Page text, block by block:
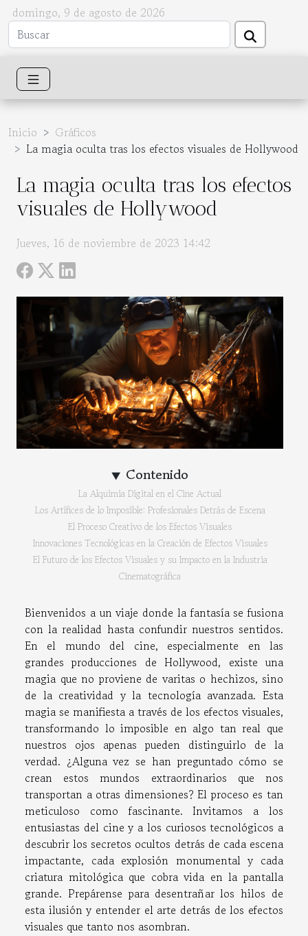
domingo, 9 de agosto de 2026
Inicio
Gráficos
La magia oculta tras los efectos visuales de Hollywood
La magia oculta tras los efectos
visuales de Hollywood
Jueves, 16 de noviembre de 2023 14:42
Contenido
La Alquimia Digital en el Cine Actual
Los Artífices de lo Imposible: Profesionales Detrás de Escena
El Proceso Creativo de los Efectos Visuales
Innovaciones Tecnológicas en la Creación de Efectos Visuales
El Futuro de los Efectos Visuales y su Impacto en la Industria
Cinematográfica
Bienvenidos a un viaje donde la fantasía se fusiona
con la realidad hasta confundir nuestros sentidos.
En el mundo del cine, especialmente en las
grandes producciones de Hollywood, existe una
magia que no proviene de varitas o hechizos, sino
de la creatividad y la tecnología avanzada. Esta
magia se manifiesta a través de los efectos visuales,
transformando lo imposible en algo tan real que
nuestros ojos apenas pueden distinguirlo de la
verdad. ¿Alguna vez se han preguntado cómo se
crean estos mundos extraordinarios que nos
transportan a otras dimensiones? El proceso es tan
meticuloso como fascinante. Invitamos a los
entusiastas del cine y a los curiosos tecnológicos a
descubrir los secretos ocultos detrás de cada escena
impactante, cada explosión monumental y cada
criatura mitológica que cobra vida en la pantalla
grande. Prepárense para desentrañar los hilos de
esta ilusión y entender el arte detrás de los efectos
visuales que tanto nos asombran.